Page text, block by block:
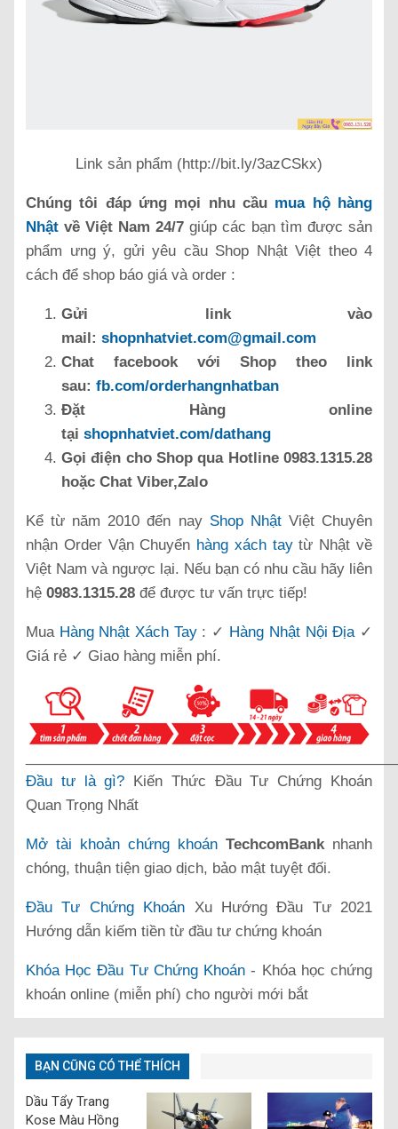
Link sản phẩm (http://bit.ly/3azCSkx)
Chúng tôi đáp ứng mọi nhu cầu mua hộ hàng
Nhật về Việt Nam 24/7 giúp các bạn tìm được sản
phẩm ưng ý, gửi yêu cầu Shop Nhật Việt theo 4
cách để shop báo giá và order :
Gửi link vào
mail: shopnhatviet.com@gmail.com
Chat facebook với Shop theo link
sau: fb.com/orderhangnhatban
Đặt Hàng online
tại shopnhatviet.com/dathang
Gọi điện cho Shop qua Hotline 0983.1315.28
hoặc Chat Viber,Zalo
Kể từ năm 2010 đến nay Shop NhậtViệt Chuyên
nhận Order Vận Chuyển hàng xách taytừ Nhật về
Việt Nam và ngược lại. Nếu bạn có nhu cầu hãy liên
hệ 0983.1315.28 để được tư vấn trực tiếp!
Mua Hàng Nhật Xách Tay: ✓ Hàng Nhật Nội Địa✓
Giá rẻ ✓ Giao hàng miễn phí.
Đầu tư là gì? Kiến Thức Đầu Tư Chứng Khoán
Quan Trọng Nhất
Mở tài khoản chứng khoán TechcomBank nhanh
chóng, thuận tiện giao dịch, bảo mật tuyệt đối.
Đầu Tư Chứng Khoán Xu Hướng Đầu Tư 2021
Hướng dẫn kiếm tiền từ đầu tư chứng khoán
Khóa Học Đầu Tư Chứng Khoán - Khóa học chứng
khoán online (miễn phí) cho người mới bắt
BẠN CŨNG CÓ THỂ THÍCH
Dầu Tẩy Trang
Kose Màu Hồng